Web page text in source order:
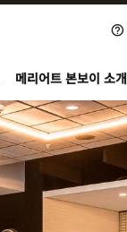
메리어트 본보이 소개